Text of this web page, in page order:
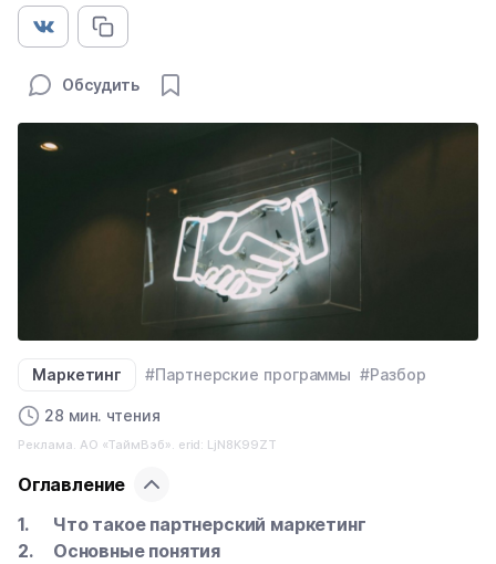
Обсудить
Маркетинг #Партнерские программы #Разбор
28 мин. чтения
Реклама. АО «ТаймВэб». erid: LjN8K99ZT
Оглавление
Что такое партнерский маркетинг
Основные понятия